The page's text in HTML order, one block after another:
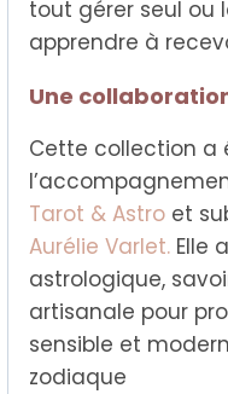
tout gérer seul ou
apprendre à
Une
Cette collection a
Tarot & Astroet
Aurélie Varlet.Elle
astrologique,
artisanale pour
sensible et
zodiaque